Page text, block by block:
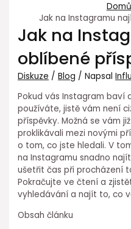
Domů
Jak na Instagramu
Jak na
oblíbené
Diskuze /Blog / Napsal
Pokud vás Instagram baví
používáte, jistě vám není
příspěvky. Možná se vám
proklikávali mezi novými
o tom, co jste hledali. V
na Instagramu snadno
ušetřit čas při procházení
Pokračujte ve čtení a
vyhledávání a najít to, co
Obsah článku